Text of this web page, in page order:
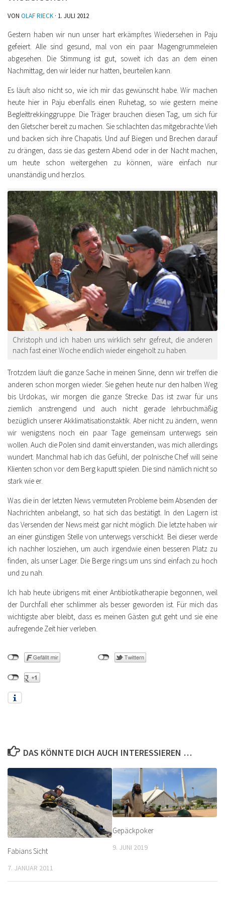
VON OLAF RIECK · 1. JULI 2012
Gestern haben wir nun unser hart erkämpftes Wiedersehen in Paju
gefeiert. Alle sind gesund, mal von ein paar Magengrummeleien
abgesehen. Die Stimmung ist gut, soweit ich das an dem einen
Nachmittag, den wir leider nur hatten, beurteilen kann.
Es läuft also nicht so, wie ich mir das gewünscht habe. Wir machen
heute hier in Paju ebenfalls einen Ruhetag, so wie gestern meine
Begleittrekkinggruppe. Die Träger brauchen diesen Tag, um sich für
den Gletscher bereit zu machen. Sie schlachten das mitgebrachte Vieh
und backen sich ihre Chapatis. Und auf Biegen und Brechen darauf
zu drängen, dass sie das gestern Abend oder in der Nacht machen,
um heute schon weitergehen zu können, wäre einfach nur
unanständig und herzlos.
Christoph und ich haben uns wirklich sehr gefreut, die anderen
nach fast einer Woche endlich wieder eingeholt zu haben.
Trotzdem läuft die ganze Sache in meinen Sinne, denn wir treffen die
anderen schon morgen wieder. Sie gehen heute nur den halben Weg
bis Urdokas, wir morgen die ganze Strecke. Das ist zwar für uns
ziemlich anstrengend und auch nicht gerade lehrbuchmäßig
bezüglich unserer Akklimatisationstaktik. Aber nicht zu ändern, wenn
wir wenigstens noch ein paar Tage gemeinsam unterwegs sein
wollen. Auch die Polen sind damit einverstanden, was mich allerdings
wundert. Manchmal hab ich das Gefühl, der polnische Chef will seine
Klienten schon vor dem Berg kaputt spielen. Die sind nämlich nicht so
stark wie er.
Was die in der letzten News vermuteten Probleme beim Absenden der
Nachrichten anbelangt, so hat sich das bestätigt. In den Lagern ist
das Versenden der News meist gar nicht möglich. Die letzte haben wir
an einer günstigen Stelle von unterwegs verschickt. Bei dieser werde
ich nachher losziehen, um auch irgendwie einen besseren Platz zu
finden, als unser Lager. Die Berge rings um uns sind einfach zu hoch
und zu nah.
Ich hab heute übrigens mit einer Antibiotikatherapie begonnen, weil
der Durchfall eher schlimmer als besser geworden ist. Für mich das
wichtigste aber bleibt, dass es meinen Gästen gut geht und sie eine
aufregende Zeit hier verleben.
DAS KÖNNTE DICH AUCH INTERESSIEREN …
Fabians Sicht
7. JANUAR 2011
Gepäckpoker
9. JUNI 2019